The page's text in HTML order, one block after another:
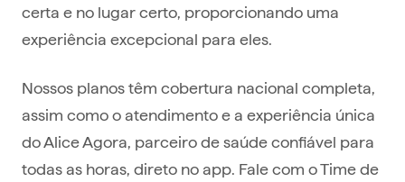
certa e no lugar certo, proporcionando uma
experiência excepcional para eles.
Nossos planos têm cobertura nacional completa,
assim como o atendimento e a experiência única
do Alice Agora, parceiro de saúde confiável para
todas as horas, direto no app. Fale com o Time de